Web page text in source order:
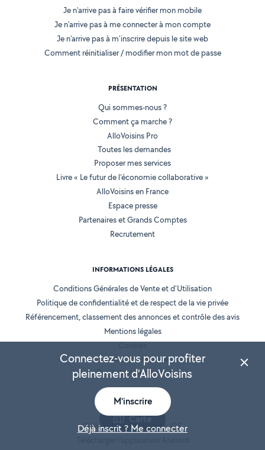
Carte
Je n'arrive pas à faire vérifier mon mobile
Je n'arrive pas à me connecter à mon compte
Je n'arrive pas à m'inscrire depuis le site web
Comment réinitialiser / modifier mon mot de passe
PRÉSENTATION
Qui sommes-nous ?
Comment ça marche ?
AlloVoisins Pro
Toutes les demandes
Proposer mes services
Livre « Le futur de l'économie collaborative »
AlloVoisins en France
Espace presse
Partenaires et Grands Comptes
Recrutement
INFORMATIONS LÉGALES
Conditions Générales de Vente et d'Utilisation
Politique de confidentialité et de respect de la vie privée
Référencement, classement des annonces et contrôle des avis
Mentions légales
Cookies
Location de matériel
Prestation de services
NOS APPLICATIONS
Télécharger l’application iOS
Connectez-vous pour profiter
pleinement d'AlloVoisins
M'inscrire
Déjà inscrit ? Me connecter